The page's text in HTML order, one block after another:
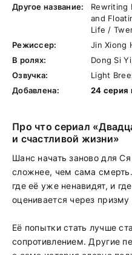
Другое название:
Rewriting
and
Life /
Режиссер:
Jin Xiong
В ролях:
Dong Si
Озвучка:
Light
Добавлена:
24 серия
Про что сериал
и счастливой жизни»
Шанс начать заново для
сложнее, чем сама
где её уже ненавидят, и
оценивается через призму
Её попытки стать лучше
сопротивлением. Другие